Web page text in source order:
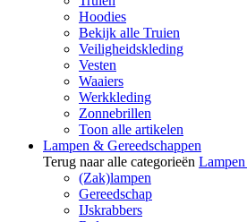
Hoodies
Bekijk alle Truien
Veiligheidskleding
Vesten
Waaiers
Werkkleding
Zonnebrillen
Toon alle artikelen
Lampen & Gereedschappen
Terug naar alle categorieën
(Zak)lampen
Gereedschap
IJskrabbers